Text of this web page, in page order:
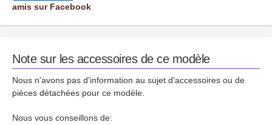
amis sur Facebook
Note sur les accessoires de ce modèle
Nous n'avons pas d'information au sujet d'accessoires ou de
pièces détachées pour ce modèle.
Nous vous conseillons de: